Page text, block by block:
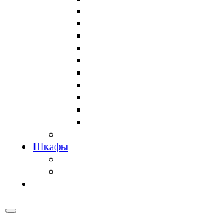
Шкафы